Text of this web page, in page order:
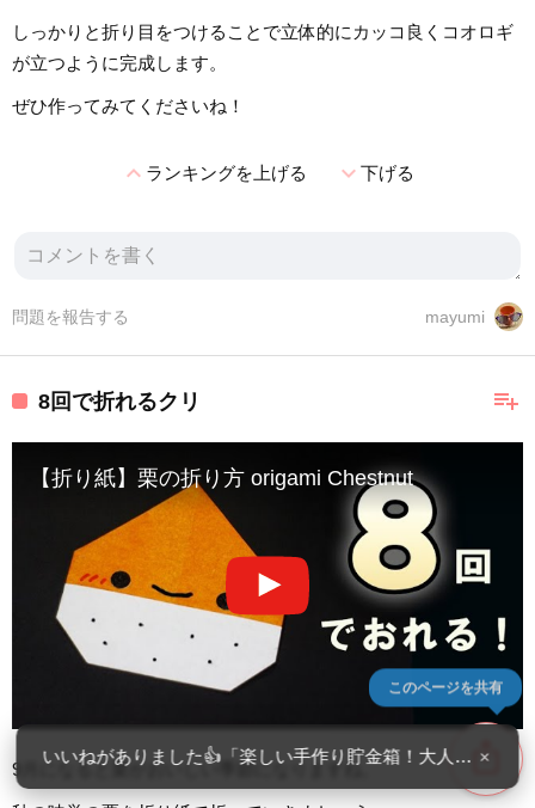
しっかりと折り目をつけることで立体的にカッコ良くコオロギ
が立つように完成します。
ぜひ作ってみてくださいね！
expand_lessランキングを上げる expand_more下げる
mayumi
問題を報告する
playlist_add
8回で折れるクリ
【折り紙】栗の折り方 origami Chestnut
9月になると栗がおいしい季節になりますね。 ios_share
このページを共有
いいねがありました👍「楽しい手作り貯金箱！大人も驚く夏
×